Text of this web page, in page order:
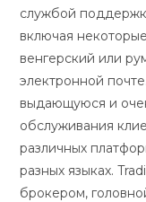
службой
включая
венгерский или
электронной
выдающуюся и
обслуживания
различных
разных языках.
брокером,